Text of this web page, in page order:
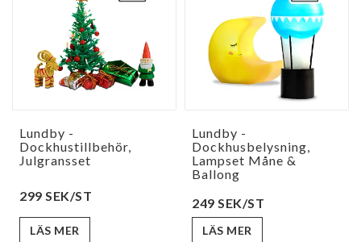
Lundby -
Dockhustillbehör,
Julgransset
299 SEK/ST
LÄS MER
Lundby -
Dockhusbelysning,
Lampset Måne &
Ballong
249 SEK/ST
LÄS MER